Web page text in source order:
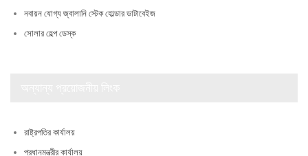
নবায়ন যোগ্য জ্বালানি স্টেক হোল্ডার ডাটাবেইজ
সোলার হেল্প ডেস্ক
রাষ্ট্রপতির কার্যালয়
প্রধানমন্ত্রীর কার্যালয়